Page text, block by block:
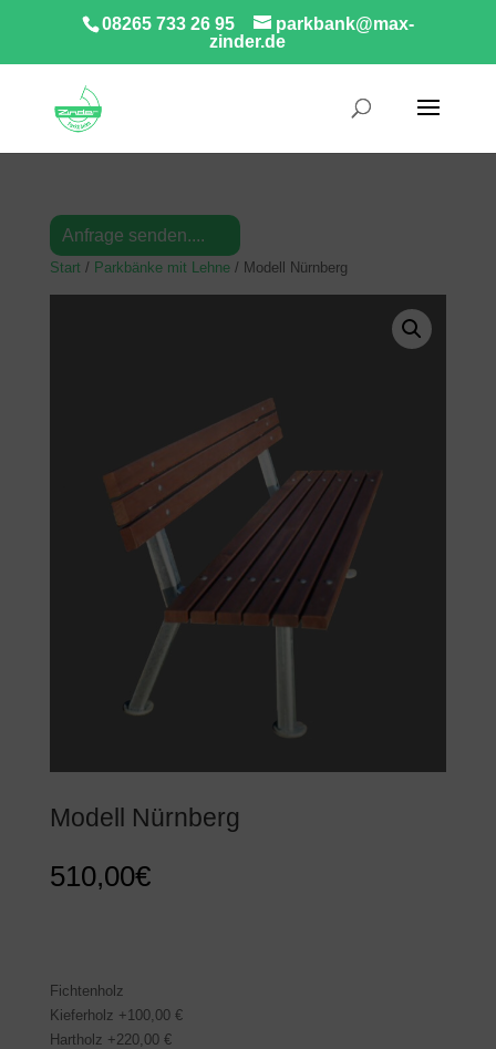
08265 733 26 95
parkbank@max-
zinder.de
Anfrage senden....
Start / Parkbänke mit Lehne/ Modell Nürnberg
Modell Nürnberg
510,00€
Fichtenholz
Kieferholz +100,00 €
Hartholz +220,00 €